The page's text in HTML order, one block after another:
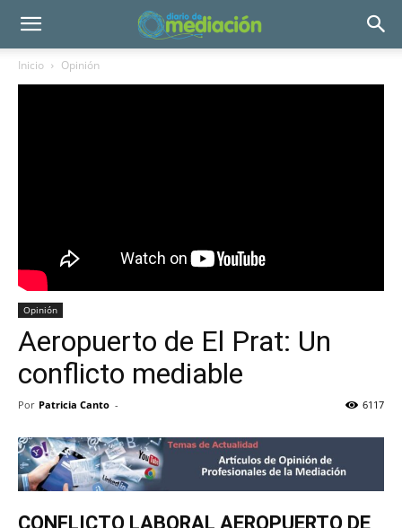
Inicio Opinión
Opinión
Aeropuerto de El Prat: Un
conflicto mediable
Por Patricia Canto - 6117
CONFLICTO LABORAL AEROPUERTO DE